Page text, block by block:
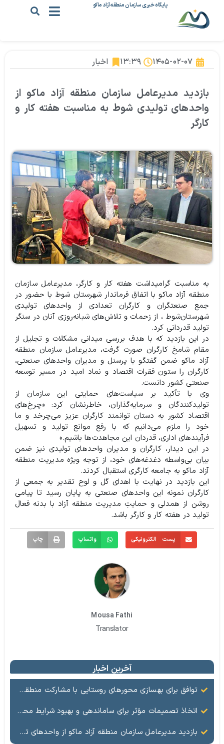
پایگاه خبری سازمان منطقه آزاد ماکو
۱۴۰۵-۰۲-۰۷ ۱۳:۳۹ اخبار
بازدید مدیرعامل سازمان منطقه آزاد ماکو از
واحدهای تولیدی شوط به مناسبت هفته کار و
کارگر
به مناسبت گرامیداشت هفته کار و کارگر، مدیرعامل سازمان
منطقه آزاد ماکو با اتفاق فرماندار شهرستان شوط با حضور در
جمع صنعتگران و کارگران تعدادی از واحدهای تولیدی
شهرستان‌شوط ، از زحمات و تلاش‌های شبانه‌روزی آنان در سنگر
تولید قدردانی کرد.
در این بازدید که با هدف بررسی میدانی مشکلات و تجلیل از
مقام شامخ کارگران صورت گرفت، مدیرعامل سازمان منطقه
آزاد ماکو ضمن گفتگو با پرسنل و مدیران واحدهای صنعتی،
کارگران را ستون فقرات اقتصاد و نماد امید در مسیر توسعه
صنعتی کشور دانست.
وی با تأکید بر سیاست‌های حمایتی این سازمان از
تولیدکنندگان و سرمایه‌گذاران، خاطرنشان کرد: «چرخ‌های
اقتصاد کشور به دستان توانمند کارگران عزیز می‌چرخد و ما
خود را ملزم می‌دانیم که با رفع موانع تولید و تسهیل
فرآیندهای اداری، قدردان این مجاهدت‌ها باشیم.»
در این دیدار، کارگران و مدیران واحدهای تولیدی نیز ضمن
بیان بی‌واسطه دغدغه‌های خود، از توجه ویژه مدیریت منطقه
آزاد ماکو به جامعه کارگری استقبال کردند.
این بازدید در نهایت با اهدای گل و لوح تقدیر به جمعی از
کارگران نمونه این واحدهای صنعتی به پایان رسید تا پیامی
روشن از همدلی و حمایتِ مدیریت منطقه آزاد با بدنه فعال
تولید در هفته کار و کارگر باشد.
پست الکترونیکی واتساپ چاپ
Mousa Fathi
Translator
آخرین اخبار
توافق برای بهسازی محورهای روستایی با مشارکت منطقه آزاد ماکو و راهداری
اتخاذ تصمیمات مؤثر برای ساماندهی و بهبود شرایط محل دفن زباله
بازدید مدیرعامل سازمان منطقه آزاد ماکو از واحدهای تولیدی شوط به مناسبت هفته کار و کارگر